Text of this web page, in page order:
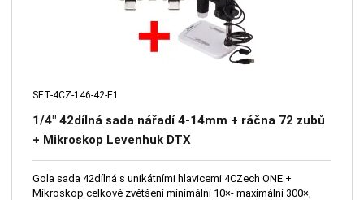
SET-4CZ-146-42-E1
1/4" 42dílná sada nářadí 4-14mm + ráčna 72 zubů
+ Mikroskop Levenhuk DTX
Gola sada 42dílná s unikátními hlavicemi 4CZech ONE +
Mikroskop celkové zvětšení minimální 10×- maximální 300×,